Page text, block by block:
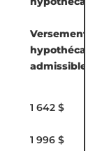
Versement
hypothécaire
admissible
1 642 $
1 996 $